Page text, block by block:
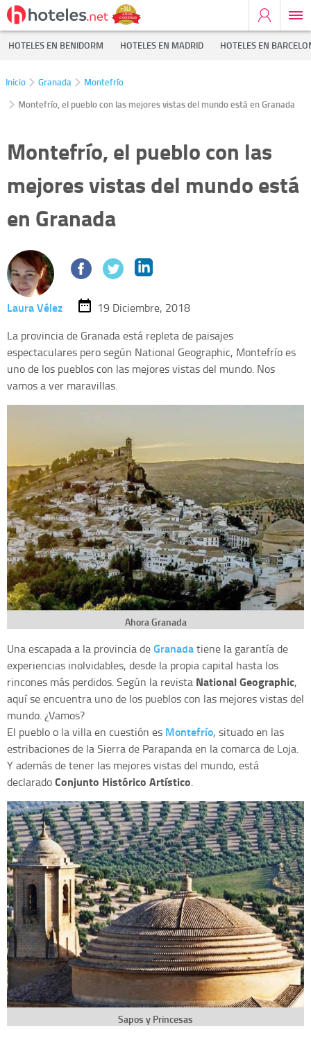
HOTELES EN BENIDORM HOTELES EN MADRID HOTELES EN
Inicio Granada
Montefrío
Montefrío, el pueblo con las mejores vistas del mundo está en Granada
Montefrío, el pueblo con las
mejores vistas del mundo está
en Granada
Laura Vélez
19 Diciembre, 2018
La provincia de Granada está repleta de paisajes
espectaculares pero según National Geographic, Montefrío es
uno de los pueblos con las mejores vistas del mundo. Nos
vamos a ver maravillas.
Ahora Granada
Una escapada a la provincia deGranadatiene la garantía de
experiencias inolvidables, desde la propia capital hasta los
rincones más perdidos. Según la revista National Geographic,
aquí se encuentra uno de los pueblos con las mejores vistas del
mundo. ¿Vamos?
El pueblo o la villa en cuestión es Montefrío, situado en las
estribaciones de la Sierra de Parapanda en la comarca de Loja.
Y además de tener las mejores vistas del mundo, está
declaradoConjunto Histórico Artístico.
Sapos y Princesas